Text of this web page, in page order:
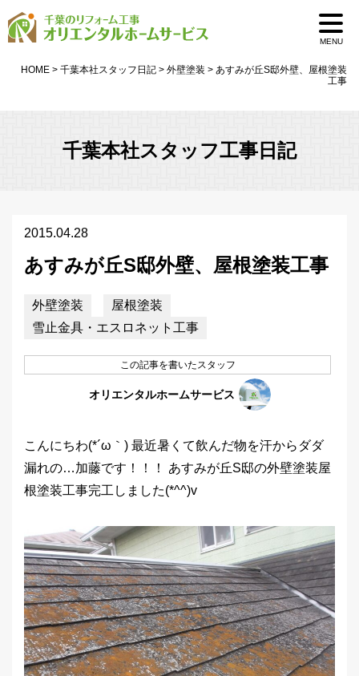
MENU
HOME > 千葉本社スタッフ日記 > 外壁塗装 > あすみが丘S邸外壁、屋根塗装
工事
千葉本社スタッフ工事日記
2015.04.28
あすみが丘S邸外壁、屋根塗装工事
外壁塗装
屋根塗装
雪止金具・エスロネット工事
この記事を書いたスタッフ
オリエンタルホームサービス
こんにちわ(*´ω｀) 最近暑くて飲んだ物を汗からダダ
漏れの…加藤です！！！ あすみが丘S邸の外壁塗装屋
根塗装工事完工しました(*^^)v